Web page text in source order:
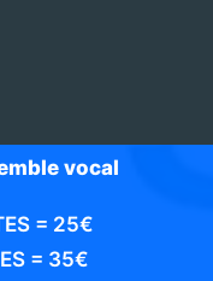
compléter les
vocal
= 25€
= 35€